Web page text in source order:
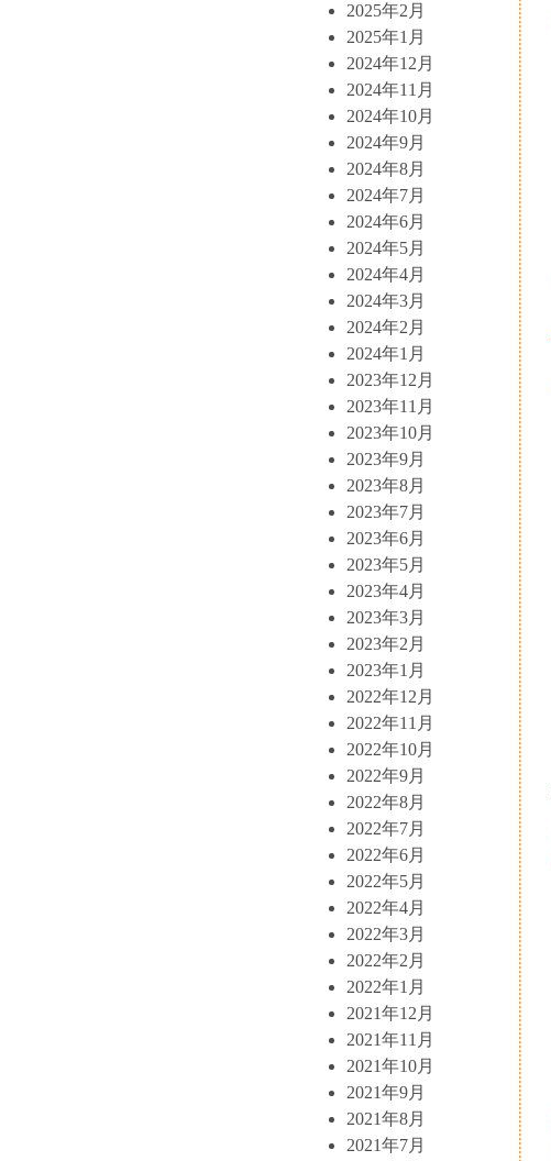
2025年2月
2025年1月
2024年12月
2024年11月
2024年10月
2024年9月
2024年8月
2024年7月
2024年6月
2024年5月
2024年4月
2024年3月
2024年2月
2024年1月
2023年12月
2023年11月
2023年10月
2023年9月
2023年8月
2023年7月
2023年6月
2023年5月
2023年4月
2023年3月
2023年2月
2023年1月
2022年12月
2022年11月
2022年10月
2022年9月
2022年8月
2022年7月
2022年6月
2022年5月
2022年4月
2022年3月
2022年2月
2022年1月
2021年12月
2021年11月
2021年10月
2021年9月
2021年8月
2021年7月